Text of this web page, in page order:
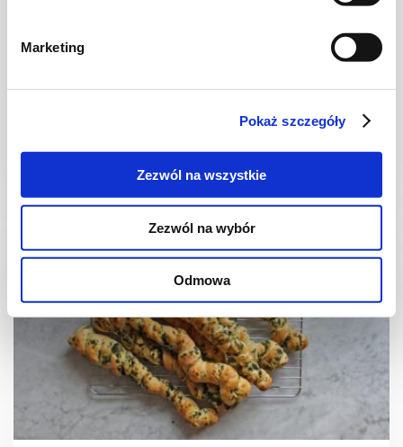
Marketing
Pokaż szczegóły
Zezwól na wszystkie
Zezwól na wybór
Odmowa
ZUPY
1511 kcal